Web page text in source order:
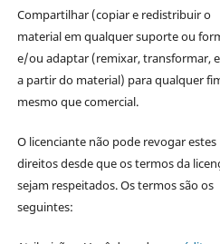
Compartilhar (copiar e redistribuir o
material em qualquer suporte ou
e/ou adaptar (remixar, transformar,
a partir do material) para qualquer
mesmo que comercial.
O licenciante não pode revogar estes
direitos desde que os termos da
sejam respeitados. Os termos são os
seguintes: